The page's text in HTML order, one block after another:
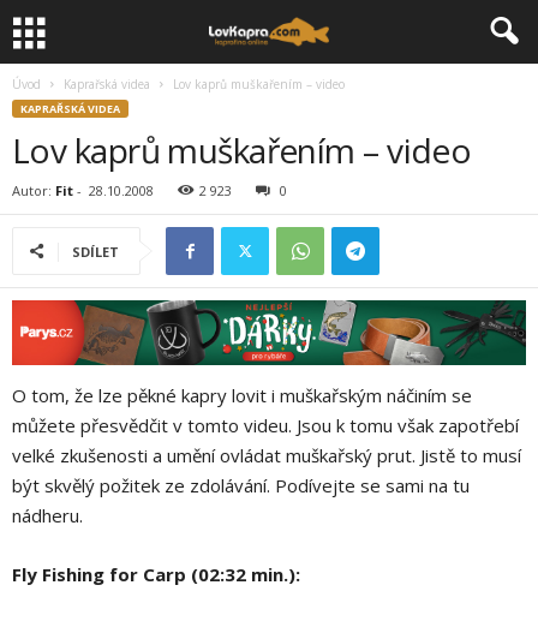
Úvod Kaprařská videa Lov kaprů muškařením – video
KAPRAŘSKÁ VIDEA
Lov kaprů muškařením – video
Autor: Fit - 28.10.2008 2 923 0
SDÍLET
O tom, že lze pěkné kapry lovit i muškařským náčiním se
můžete přesvědčit v tomto videu. Jsou k tomu však zapotřebí
velké zkušenosti a umění ovládat muškařský prut. Jistě to musí
být skvělý požitek ze zdolávání. Podívejte se sami na tu
nádheru.
Fly Fishing for Carp (02:32 min.):